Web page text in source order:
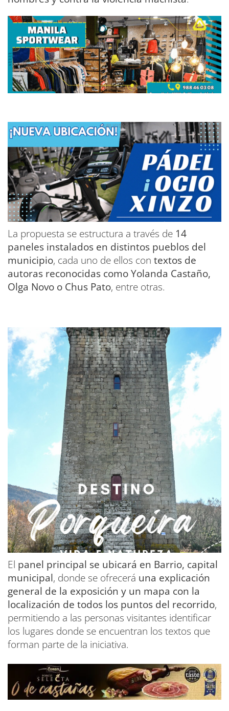
La propuesta se estructura a través de 14
paneles instalados en distintos pueblos del
municipio, cada uno de ellos con textos de
autoras reconocidas como Yolanda Castaño,
Olga Novo o Chus Pato, entre otras.
El panel principal se ubicará en Barrio, capital
municipal, donde se ofrecerá una explicación
general de la exposición y un mapa con la
localización de todos los puntos del recorrido,
permitiendo a las personas visitantes identificar
los lugares donde se encuentran los textos que
forman parte de la iniciativa.